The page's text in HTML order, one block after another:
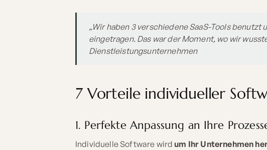
„Wir haben 3 verschiedene SaaS-Tools
eingetragen. Das war der Moment, wo wir
Dienstleistungsunternehmen
7 Vorteile individueller
1. Perfekte Anpassung an Ihre
Individuelle Software wird um Ihr Unternehmen